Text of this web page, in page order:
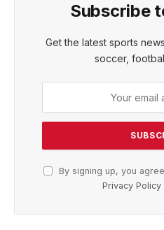
Subscribe
Get the latest sports
soccer,
By signing up, you
Privacy Policy